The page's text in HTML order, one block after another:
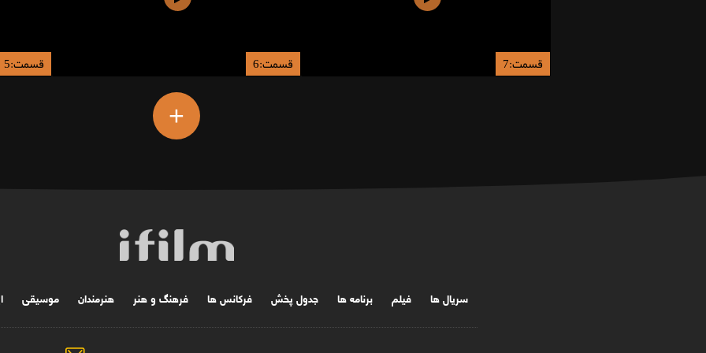
قسمت:7 قسمت:6 قسمت:5
+
سریال ها فیلم برنامه ها جدول پخش فرکانس ها فرهنگ و هنر هنرمندان موسیقی